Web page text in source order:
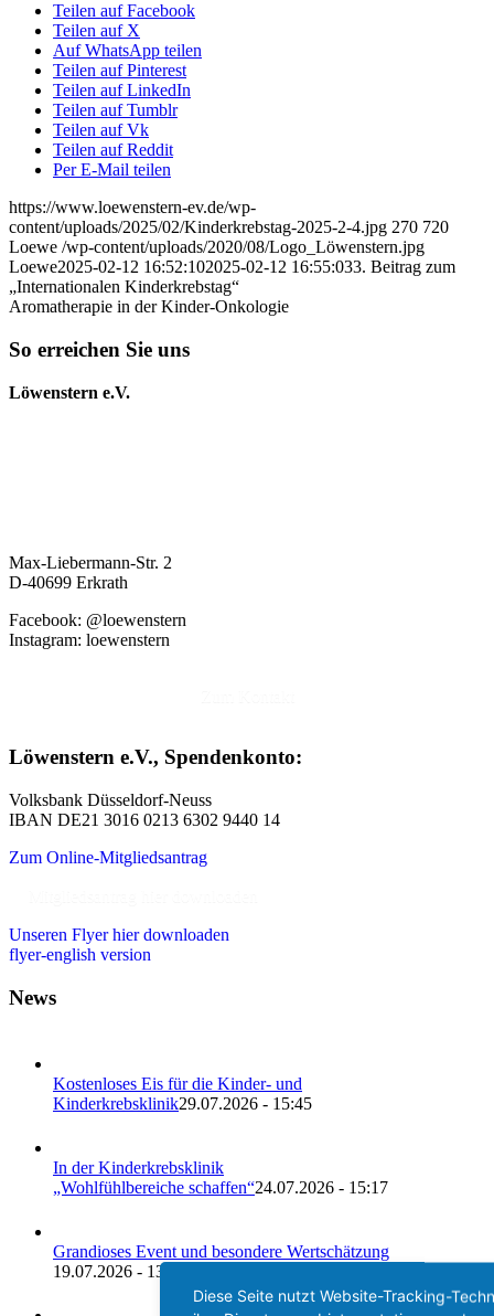
Teilen auf Facebook
Teilen auf X
Auf WhatsApp teilen
Teilen auf Pinterest
Teilen auf LinkedIn
Teilen auf Tumblr
Teilen auf Vk
Teilen auf Reddit
Per E-Mail teilen
https://www.loewenstern-ev.de/wp-
content/uploads/2025/02/Kinderkrebstag-2025-2-4.jpg 270 720
Loewe /wp-content/uploads/2020/08/Logo_Löwenstern.jpg
Loewe2025-02-12 16:52:102025-02-12 16:55:033. Beitrag zum
„Internationalen Kinderkrebstag“
Aromatherapie in der Kinder-Onkologie
So erreichen Sie uns
Löwenstern e.V.
Max-Liebermann-Str. 2
D-40699 Erkrath
Facebook: @loewenstern
Instagram: loewenstern
Löwenstern e.V., Spendenkonto:
Volksbank Düsseldorf-Neuss
IBAN DE21 3016 0213 6302 9440 14
Zum Online-Mitgliedsantrag
Unseren Flyer hier downloaden
flyer-english version
News
Kostenloses Eis für die Kinder- und
Kinderkrebsklinik29.07.2026 - 15:45
In der Kinderkrebsklinik
„Wohlfühlbereiche schaffen“24.07.2026 - 15:17
Grandioses Event und besondere Wertschätzung
19.07.2026 - 13:17
Diese Seite nutzt Website-Tracking-